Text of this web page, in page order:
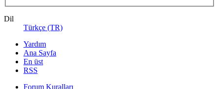
Dil
Türkçe (TR)
Yardım
Ana Sayfa
En üst
RSS
Forum Kuralları